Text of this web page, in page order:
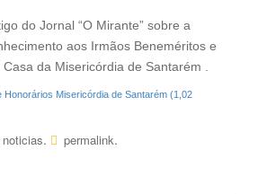
do Jornal “O Mirante” sobre a
aos Irmãos Beneméritos e
da Misericórdia de Santarém .
Honorários Misericórdia de Santarém
noticias. permalink.